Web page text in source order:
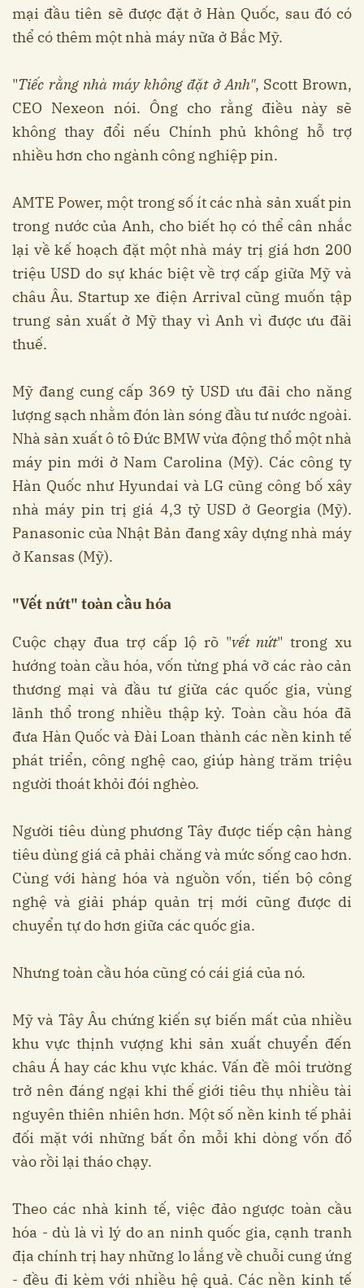
mại đầu tiên sẽ được đặt ở Hàn Quốc, sau đó có
thể có thêm một nhà máy nữa ở Bắc Mỹ.
"Tiếc rằng nhà máy không đặt ở Anh", Scott Brown,
CEO Nexeon nói. Ông cho rằng điều này sẽ
không thay đổi nếu Chính phủ không hỗ trợ
nhiều hơn cho ngành công nghiệp pin.
AMTE Power, một trong số ít các nhà sản xuất pin
trong nước của Anh, cho biết họ có thể cân nhắc
lại về kế hoạch đặt một nhà máy trị giá hơn 200
triệu USD do sự khác biệt về trợ cấp giữa Mỹ và
châu Âu. Startup xe điện Arrival cũng muốn tập
trung sản xuất ở Mỹ thay vì Anh vì được ưu đãi
thuế.
Mỹ đang cung cấp 369 tỷ USD ưu đãi cho năng
lượng sạch nhằm đón làn sóng đầu tư nước ngoài.
Nhà sản xuất ô tô Đức BMW vừa động thổ một nhà
máy pin mới ở Nam Carolina (Mỹ). Các công ty
Hàn Quốc như Hyundai và LG cũng công bố xây
nhà máy pin trị giá 4,3 tỷ USD ở Georgia (Mỹ).
Panasonic của Nhật Bản đang xây dựng nhà máy
ở Kansas (Mỹ).
"Vết nứt" toàn cầu hóa
Cuộc chạy đua trợ cấp lộ rõ "vết nứt" trong xu
hướng toàn cầu hóa, vốn từng phá vỡ các rào cản
thương mại và đầu tư giữa các quốc gia, vùng
lãnh thổ trong nhiều thập kỷ. Toàn cầu hóa đã
đưa Hàn Quốc và Đài Loan thành các nền kinh tế
phát triển, công nghệ cao, giúp hàng trăm triệu
người thoát khỏi đói nghèo.
Người tiêu dùng phương Tây được tiếp cận hàng
tiêu dùng giá cả phải chăng và mức sống cao hơn.
Cùng với hàng hóa và nguồn vốn, tiến bộ công
nghệ và giải pháp quản trị mới cũng được di
chuyển tự do hơn giữa các quốc gia.
Nhưng toàn cầu hóa cũng có cái giá của nó.
Mỹ và Tây Âu chứng kiến sự biến mất của nhiều
khu vực thịnh vượng khi sản xuất chuyển đến
châu Á hay các khu vực khác. Vấn đề môi trường
trở nên đáng ngại khi thế giới tiêu thụ nhiều tài
nguyên thiên nhiên hơn. Một số nền kinh tế phải
đối mặt với những bất ổn mỗi khi dòng vốn đổ
vào rồi lại tháo chạy.
Theo các nhà kinh tế, việc đảo ngược toàn cầu
hóa - dù là vì lý do an ninh quốc gia, cạnh tranh
địa chính trị hay những lo lắng về chuỗi cung ứng
- đều đi kèm với nhiều hệ quả. Các nền kinh tế